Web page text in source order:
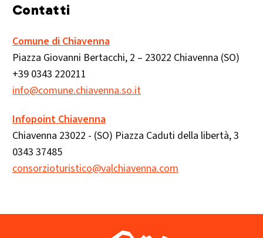
Contatti
Comune di Chiavenna
Piazza Giovanni Bertacchi, 2 – 23022 Chiavenna (SO)
+39 0343 220211
info@comune.chiavenna.so.it
Infopoint Chiavenna
Chiavenna 23022 - (SO) Piazza Caduti della libertà, 3
0343 37485
consorzioturistico@valchiavenna.com